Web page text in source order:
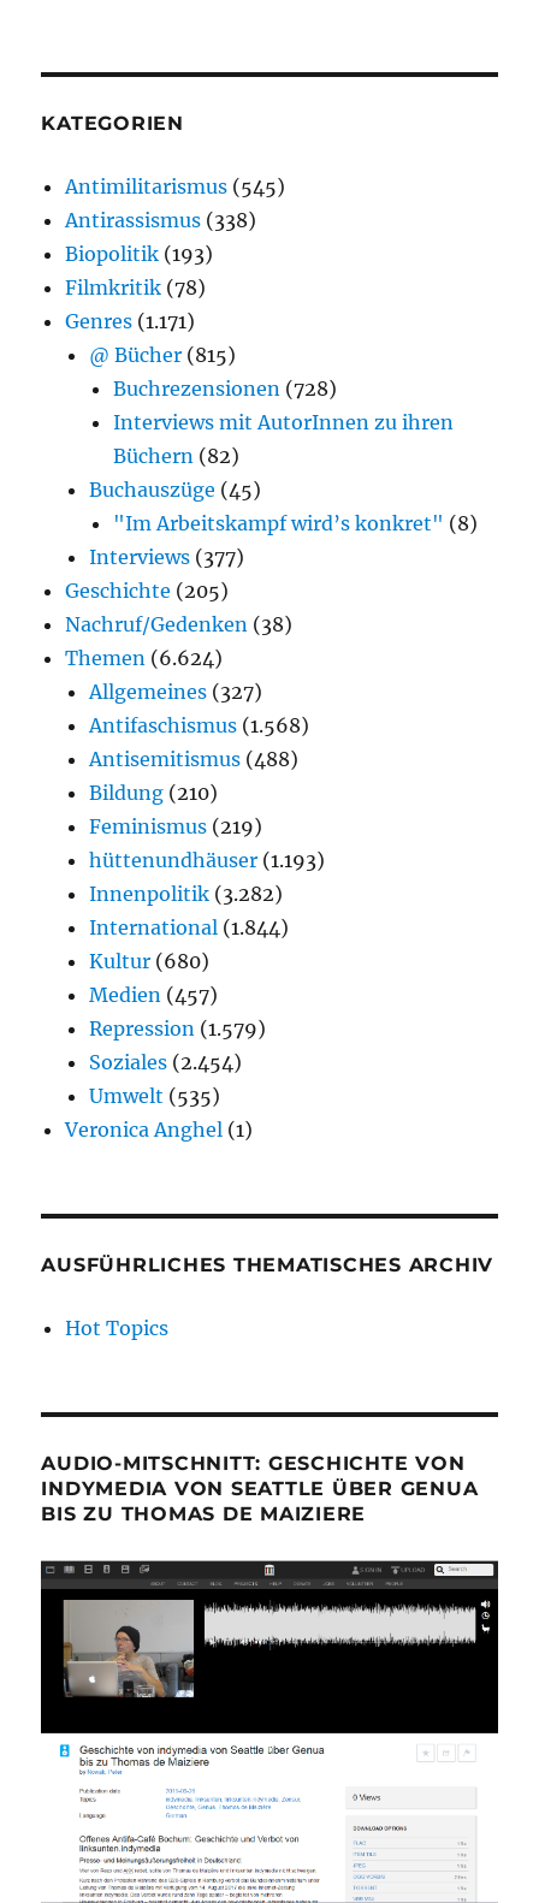
KATEGORIEN
Antimilitarismus (545)
Antirassismus (338)
Biopolitik (193)
Filmkritik (78)
Genres (1.171)
@ Bücher (815)
Buchrezensionen (728)
Interviews mit AutorInnen zu ihren
Büchern (82)
Buchauszüge (45)
"Im Arbeitskampf wird’s konkret" (8)
Interviews (377)
Geschichte (205)
Nachruf/Gedenken (38)
Themen (6.624)
Allgemeines (327)
Antifaschismus (1.568)
Antisemitismus (488)
Bildung (210)
Feminismus (219)
hüttenundhäuser (1.193)
Innenpolitik (3.282)
International (1.844)
Kultur (680)
Medien (457)
Repression (1.579)
Soziales (2.454)
Umwelt (535)
Veronica Anghel (1)
AUSFÜHRLICHES THEMATISCHES ARCHIV
Hot Topics
AUDIO-MITSCHNITT: GESCHICHTE VON
INDYMEDIA VON SEATTLE ÜBER GENUA
BIS ZU THOMAS DE MAIZIERE